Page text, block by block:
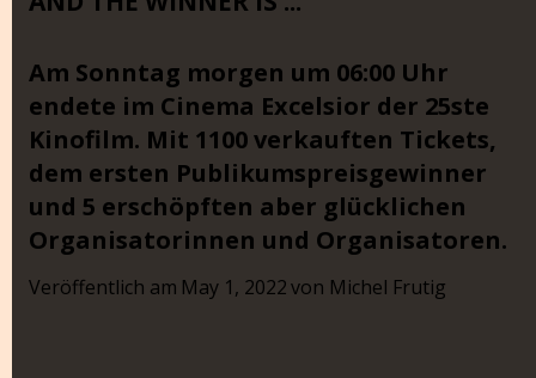
Am Sonntag morgen um 06:00 Uhr
endete im Cinema Excelsior der 25ste
Kinofilm. Mit 1100 verkauften Tickets,
dem ersten Publikumspreisgewinner
und 5 erschöpften aber glücklichen
Organisatorinnen und Organisatoren.
Veröffentlich am May 1, 2022von Michel Frutig